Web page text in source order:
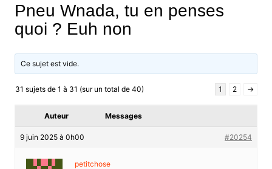
Pneu Wnada, tu en penses
quoi ? Euh non
Ce sujet est vide.
31 sujets de 1 à 31 (sur un total de 40) 1 2 →
Auteur Messages
9 juin 2025 à 0h00 #20254
petitchose